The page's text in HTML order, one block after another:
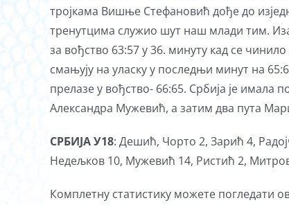
тројкама Вишње Стефановић дође до
тренутцима служио шут наш млади тим.
за вођство 63:57 у 36. минуту кад се
смањују на уласку у последњи минут на
прелазе у вођство- 66:65. Србија је имала
Александра Мужевић, а затим два пута
СРБИЈА У18: Дешић, Чорто 2, Зарић 4,
Недељков 10, Мужевић 14, Ристић 2,
Комплетну статистику можете погледати